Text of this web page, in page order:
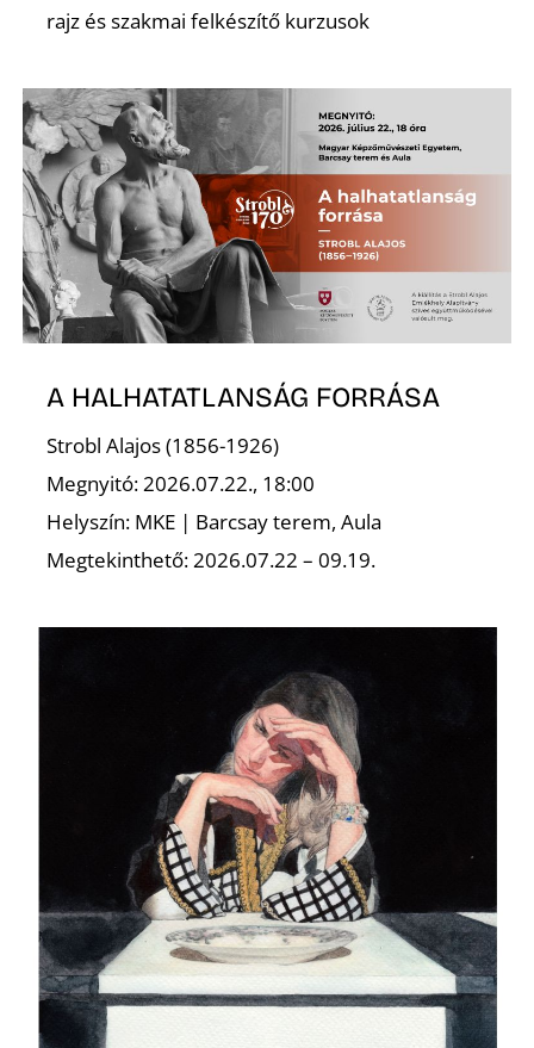
rajz és szakmai felkészítő kurzusok
A HALHATATLANSÁG FORRÁSA
Strobl Alajos (1856-1926)
Megnyitó: 2026.07.22., 18:00
Helyszín: MKE | Barcsay terem, Aula
Megtekinthető: 2026.07.22 – 09.19.